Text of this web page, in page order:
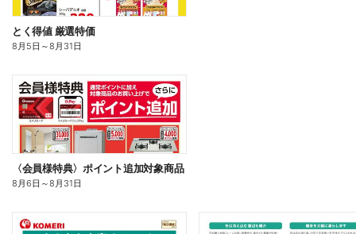
とく得値 厳選特価
8月5日 ～8月31日
〈会員様特典〉ポイント追加対象商品
8月6日 ～8月31日